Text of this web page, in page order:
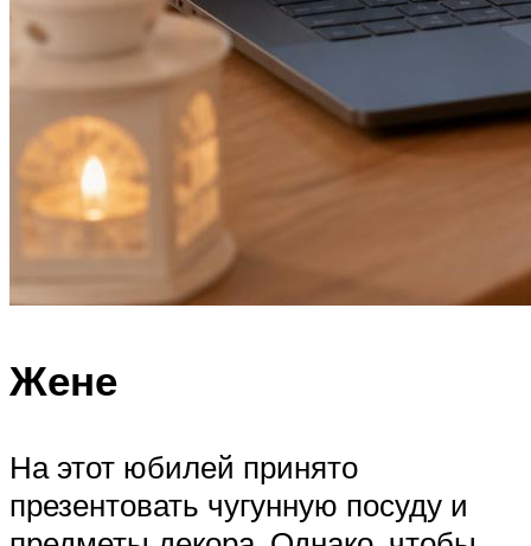
Жене
На этот юбилей принято
презентовать чугунную посуду и